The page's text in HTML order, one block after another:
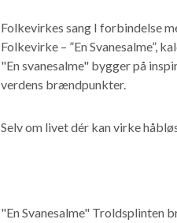
Folkevirkes sang I forbindelse
Folkevirke – ”En Svanesalme”,
"En svanesalme" bygger på
verdens brændpunkter.
Selv om livet dér kan virke
"En Svanesalme" Troldsplinten